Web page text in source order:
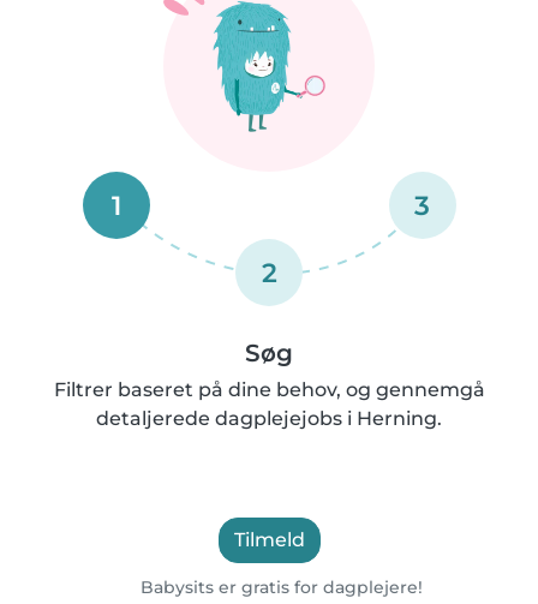
1
2
3
Søg
Filtrer baseret på dine behov, og gennemgå
detaljerede dagplejejobs i Herning.
Tilmeld
Babysits er gratis for dagplejere!